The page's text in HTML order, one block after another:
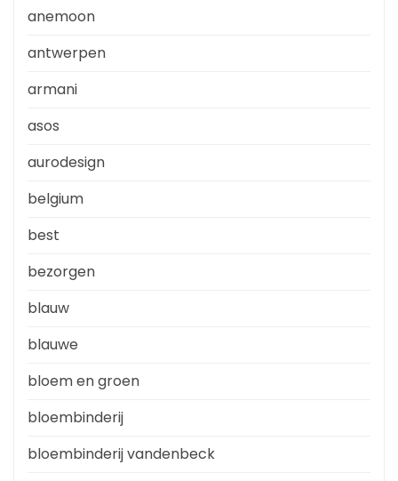
anemoon
antwerpen
armani
asos
aurodesign
belgium
best
bezorgen
blauw
blauwe
bloem en groen
bloembinderij
bloembinderij vandenbeck